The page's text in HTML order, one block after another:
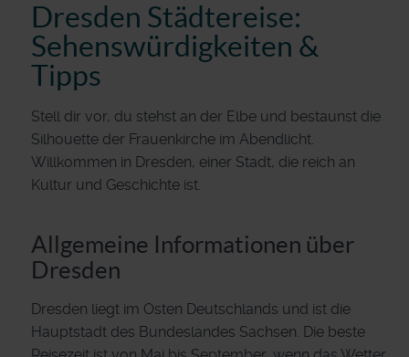
Dresden Städtereise:
Sehenswürdigkeiten &
Tipps
Stell dir vor, du stehst an der Elbe und bestaunst die
Silhouette der Frauenkirche im Abendlicht.
Willkommen in Dresden, einer Stadt, die reich an
Kultur und Geschichte ist.
Allgemeine Informationen über
Dresden
Dresden liegt im Osten Deutschlands und ist die
Hauptstadt des Bundeslandes Sachsen. Die beste